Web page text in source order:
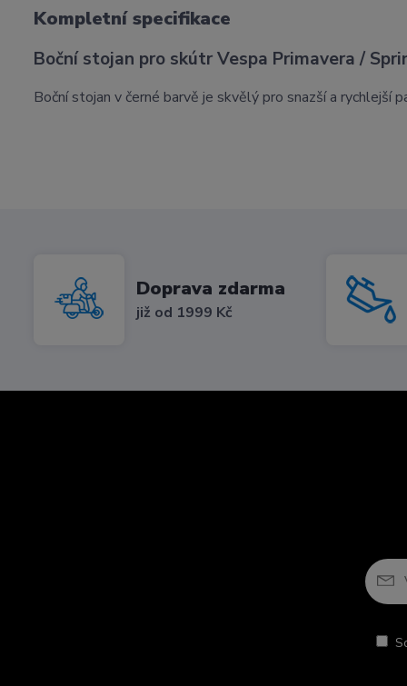
Kompletní specifikace
Boční stojan pro skútr Vespa Primavera /
Boční stojan v černé barvě je skvělý pro snazší a rychlejší
Doprava zdarma
již od 1999 Kč